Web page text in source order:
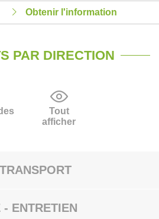
Obtenir l'information
PAR DIRECTION
Tout
afficher
ENTRETIEN